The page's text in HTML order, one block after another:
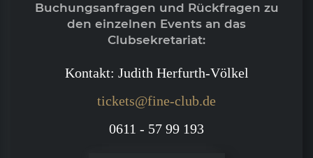
Buchungsanfragen und Rückfragen zu
den einzelnen Events an das
Clubsekretariat:
Kontakt: Judith Herfurth-Völkel
tickets@fine-club.de
0611 - 57 99 193